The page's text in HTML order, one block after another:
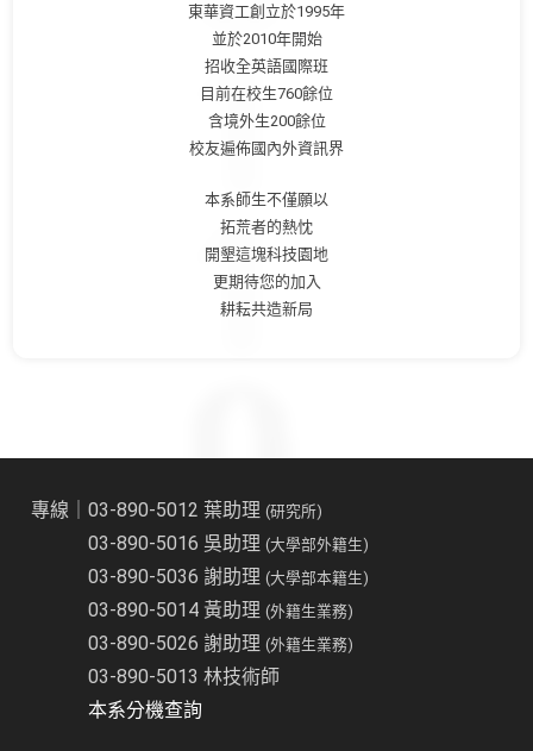
東華資工創立於1995年
並於2010年開始
招收全英語國際班
目前在校生760餘位
含境外生200餘位
校友遍佈國內外資訊界
本系師生不僅願以
拓荒者的熱忱
開墾這塊科技園地
更期待您的加入
耕耘共造新局
專線｜03-890-5012 葉助理(研究所)
03-890-5016 吳助理(大學部外籍生)
03-890-5036 謝助理(大學部本籍生)
03-890-5014 黃助理(外籍生業務)
03-890-5026 謝助理(外籍生業務)
03-890-5013 林技術師
本系分機查詢